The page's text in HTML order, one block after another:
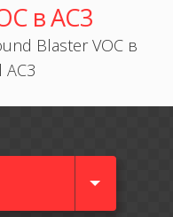
в AC3
Blaster VOC в
AC3